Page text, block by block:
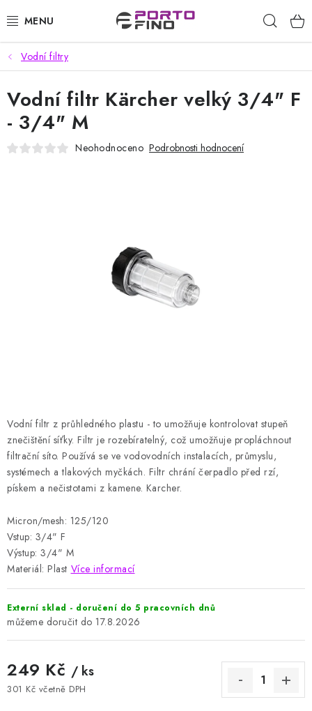
na
CHEMIE A PÉČE O VOZIDLA
PŘÍSLUŠENSTVÍ A ND K AUTOMYČKÁM
VYSOKOTLAKÉ A ČISTÍCÍ STROJE
CHEMIE - BEZKONTAKTNÍ MYČKY
Vodní filtry
Vodní filtr z průhledného plastu - to umožňuje kontrolovat stupeň
znečištění síťky. Filtr je rozebíratelný, což umožňuje propláchnout
filtrační síto. Používá se ve vodovodních instalacích, průmyslu,
systémech a tlakových myčkách. Filtr chrání čerpadlo před rzí,
pískem a nečistotami z kamene. Karcher.
Micron/mesh: 125/120
Vstup: 3/4" F
Výstup: 3/4" M
Materiál: Plast Více informací
Externí sklad - doručení do 5 pracovních dnů
17.8.2026
249 Kč / ks
301 Kč včetně DPH
Vodní filtr Kärcher velký 3/4" F
- 3/4" M
Neohodnoceno Podrobnosti hodnocení